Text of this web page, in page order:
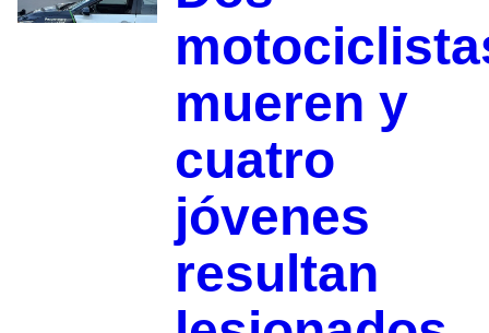
mueren y
cuatro
jóvenes
resultan